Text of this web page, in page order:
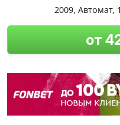
2009, Автомат,
от